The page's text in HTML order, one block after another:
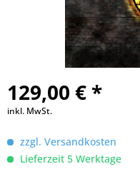
129,00 € *
inkl. MwSt.
zzgl. Versandkosten
Lieferzeit 5 Werktage